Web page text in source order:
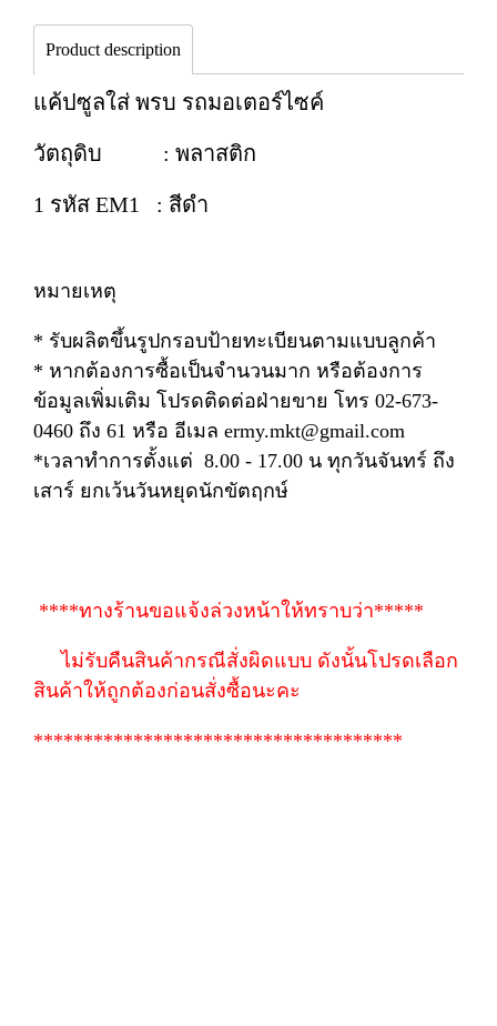
Product description
แค้ปซูลใส่ พรบ รถมอเตอร์ไซค์
วัตถุดิบ : พลาสติก
1 รหัส EM1 : สีดำ
หมายเหตุ
* รับผลิตขึ้นรูปกรอบป้ายทะเบียนตามแบบลูกค้า
* หากต้องการซื้อเป็นจำนวนมาก หรือต้องการ
ข้อมูลเพิ่มเติม โปรดติดต่อฝ่ายขาย โทร 02-673-
0460 ถึง 61 หรือ อีเมล ermy.mkt@gmail.com
*เวลาทำการตั้งแต่ 8.00 - 17.00 น ทุกวันจันทร์ ถึง
เสาร์ ยกเว้นวันหยุดนักขัตฤกษ์
****ทางร้านขอแจ้งล่วงหน้าให้ทราบว่า*****
ไม่รับคืนสินค้ากรณีสั่งผิดแบบ ดังนั้นโปรดเลือก
สินค้าให้ถูกต้องก่อนสั่งซื้อนะคะ
*************************************